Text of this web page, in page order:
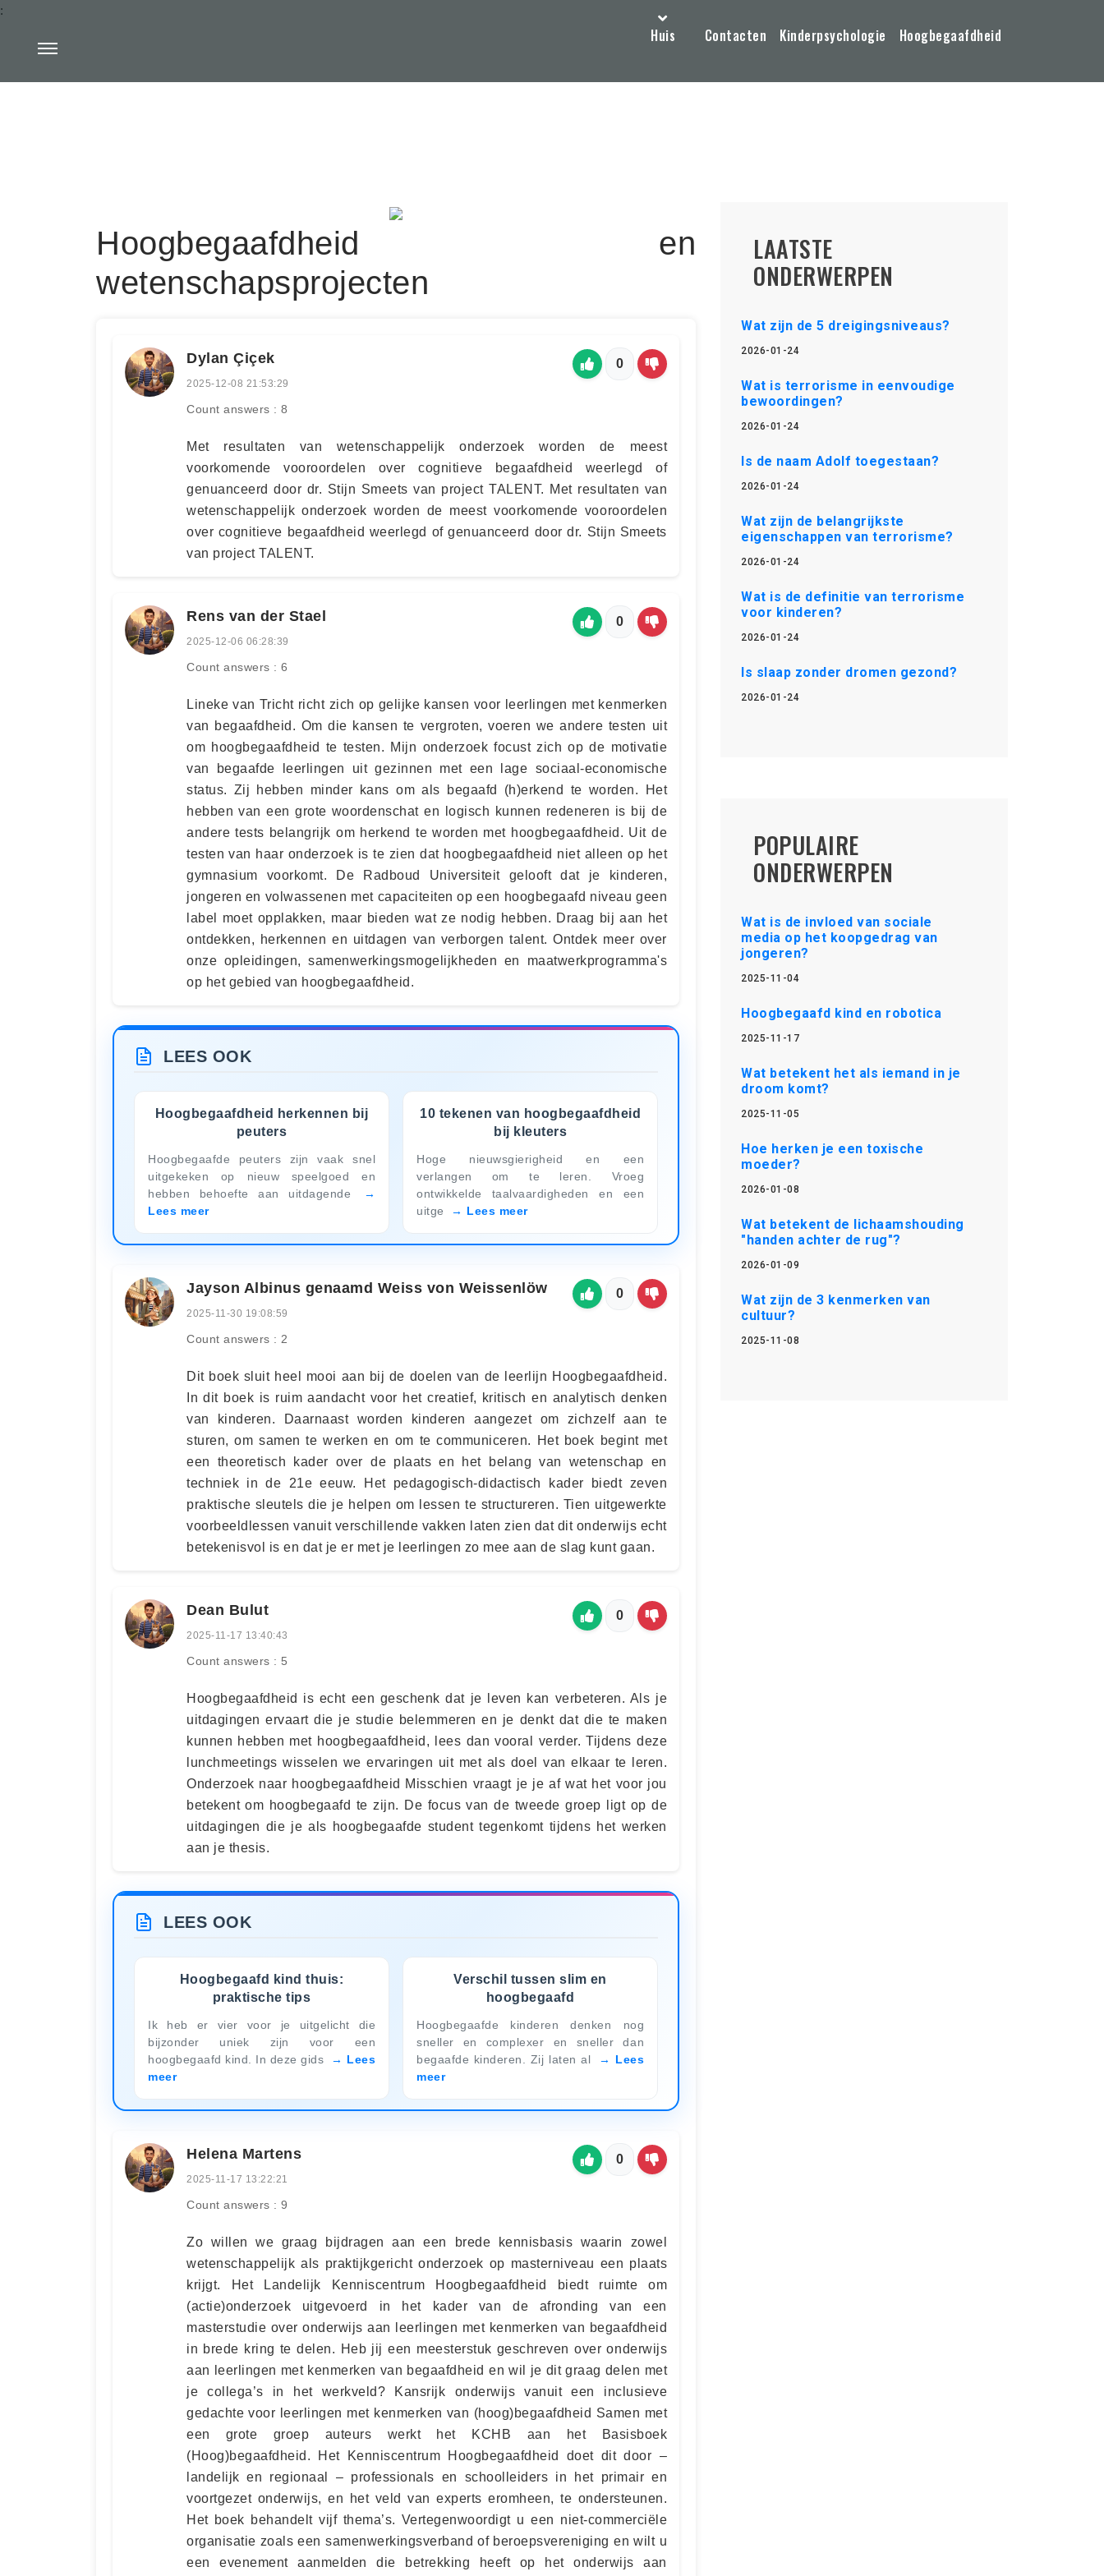
Huis Contacten Kinderpsychologie Hoogbegaafdheid
:
Hoogbegaafdheid en
wetenschapsprojecten
Dylan Çiçek
2025-12-08 21:53:29
Count answers : 8
0
Met resultaten van wetenschappelijk onderzoek worden de meest
voorkomende vooroordelen over cognitieve begaafdheid weerlegd of
genuanceerd door dr. Stijn Smeets van project TALENT. Met resultaten van
wetenschappelijk onderzoek worden de meest voorkomende vooroordelen
over cognitieve begaafdheid weerlegd of genuanceerd door dr. Stijn Smeets
van project TALENT.
Rens van der Stael
2025-12-06 06:28:39
Count answers : 6
0
Lineke van Tricht richt zich op gelijke kansen voor leerlingen met kenmerken
van begaafdheid. Om die kansen te vergroten, voeren we andere testen uit
om hoogbegaafdheid te testen. Mijn onderzoek focust zich op de motivatie
van begaafde leerlingen uit gezinnen met een lage sociaal-economische
status. Zij hebben minder kans om als begaafd (h)erkend te worden. Het
hebben van een grote woordenschat en logisch kunnen redeneren is bij de
andere tests belangrijk om herkend te worden met hoogbegaafdheid. Uit de
testen van haar onderzoek is te zien dat hoogbegaafdheid niet alleen op het
gymnasium voorkomt. De Radboud Universiteit gelooft dat je kinderen,
jongeren en volwassenen met capaciteiten op een hoogbegaafd niveau geen
label moet opplakken, maar bieden wat ze nodig hebben. Draag bij aan het
ontdekken, herkennen en uitdagen van verborgen talent. Ontdek meer over
onze opleidingen, samenwerkingsmogelijkheden en maatwerkprogramma's
op het gebied van hoogbegaafdheid.
LEES OOK
Hoogbegaafdheid herkennen bij
peuters
Hoogbegaafde peuters zijn vaak snel
uitgekeken op nieuw speelgoed en
hebben behoefte aan uitdagende
Lees meer
10 tekenen van hoogbegaafdheid
bij kleuters
Hoge nieuwsgierigheid en een
verlangen om te leren. Vroeg
ontwikkelde taalvaardigheden en een
uitge
Lees meer
Jayson Albinus genaamd Weiss von Weissenlöw
2025-11-30 19:08:59
Count answers : 2
0
Dit boek sluit heel mooi aan bij de doelen van de leerlijn Hoogbegaafdheid.
In dit boek is ruim aandacht voor het creatief, kritisch en analytisch denken
van kinderen. Daarnaast worden kinderen aangezet om zichzelf aan te
sturen, om samen te werken en om te communiceren. Het boek begint met
een theoretisch kader over de plaats en het belang van wetenschap en
techniek in de 21e eeuw. Het pedagogisch-didactisch kader biedt zeven
praktische sleutels die je helpen om lessen te structureren. Tien uitgewerkte
voorbeeldlessen vanuit verschillende vakken laten zien dat dit onderwijs echt
betekenisvol is en dat je er met je leerlingen zo mee aan de slag kunt gaan.
Dean Bulut
2025-11-17 13:40:43
Count answers : 5
0
Hoogbegaafdheid is echt een geschenk dat je leven kan verbeteren. Als je
uitdagingen ervaart die je studie belemmeren en je denkt dat die te maken
kunnen hebben met hoogbegaafdheid, lees dan vooral verder. Tijdens deze
lunchmeetings wisselen we ervaringen uit met als doel van elkaar te leren.
Onderzoek naar hoogbegaafdheid Misschien vraagt ​​je je af wat het voor jou
betekent om hoogbegaafd te zijn. De focus van de tweede groep ligt op de
uitdagingen die je als hoogbegaafde student tegenkomt tijdens het werken
aan je thesis.
LEES OOK
Hoogbegaafd kind thuis:
praktische tips
Ik heb er vier voor je uitgelicht die
bijzonder uniek zijn voor een
hoogbegaafd kind. In deze gids
Lees
meer
Verschil tussen slim en
hoogbegaafd
Hoogbegaafde kinderen denken nog
sneller en complexer en sneller dan
begaafde kinderen. Zij laten al
Lees
meer
Helena Martens
2025-11-17 13:22:21
Count answers : 9
0
Zo willen we graag bijdragen aan een brede kennisbasis waarin zowel
wetenschappelijk als praktijkgericht onderzoek op masterniveau een plaats
krijgt. Het Landelijk Kenniscentrum Hoogbegaafdheid biedt ruimte om
(actie)onderzoek uitgevoerd in het kader van de afronding van een
masterstudie over onderwijs aan leerlingen met kenmerken van begaafdheid
in brede kring te delen. Heb jij een meesterstuk geschreven over onderwijs
aan leerlingen met kenmerken van begaafdheid en wil je dit graag delen met
je collega’s in het werkveld? Kansrijk onderwijs vanuit een inclusieve
gedachte voor leerlingen met kenmerken van (hoog)begaafdheid Samen met
een grote groep auteurs werkt het KCHB aan het Basisboek
(Hoog)begaafdheid. Het Kenniscentrum Hoogbegaafdheid doet dit door –
landelijk en regionaal – professionals en schoolleiders in het primair en
voortgezet onderwijs, en het veld van experts eromheen, te ondersteunen.
Het boek behandelt vijf thema’s. Vertegenwoordigt u een niet-commerciële
organisatie zoals een samenwerkingsverband of beroepsvereniging en wilt u
een evenement aanmelden die betrekking heeft op het onderwijs aan
LAATSTE
ONDERWERPEN
Wat zijn de 5 dreigingsniveaus?
2026-01-24
Wat is terrorisme in eenvoudige
bewoordingen?
2026-01-24
Is de naam Adolf toegestaan?
2026-01-24
Wat zijn de belangrijkste
eigenschappen van terrorisme?
2026-01-24
Wat is de definitie van terrorisme
voor kinderen?
2026-01-24
Is slaap zonder dromen gezond?
2026-01-24
POPULAIRE
ONDERWERPEN
Wat is de invloed van sociale
media op het koopgedrag van
jongeren?
2025-11-04
Hoogbegaafd kind en robotica
2025-11-17
Wat betekent het als iemand in je
droom komt?
2025-11-05
Hoe herken je een toxische
moeder?
2026-01-08
Wat betekent de lichaamshouding
"handen achter de rug"?
2026-01-09
Wat zijn de 3 kenmerken van
cultuur?
2025-11-08